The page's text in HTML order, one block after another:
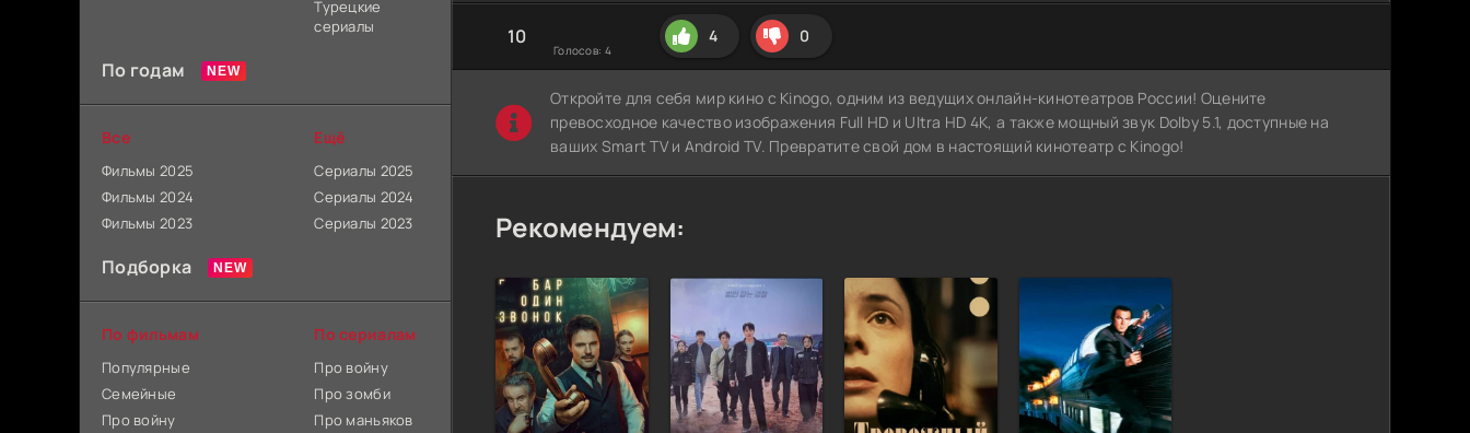
10
Голосов: 4
4 0
Откройте для себя мир кино с Kinogo, одним из ведущих онлайн-кинотеатров России! Оцените
превосходное качество изображения Full HD и Ultra HD 4K, а также мощный звук Dolby 5.1, доступные на
ваших Smart TV и Android TV. Превратите свой дом в настоящий кинотеатр с Kinogo!
Рекомендуем:
Турецкие
сериалы
По годам
Все
Фильмы 2025
Фильмы 2024
Фильмы 2023
Ещё
Сериалы 2025
Сериалы 2024
Сериалы 2023
Подборка
По фильмам
Популярные
Семейные
Про войну
По сериалам
Про войну
Про зомби
Про маньяков